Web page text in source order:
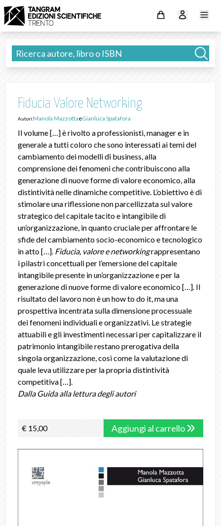
Fiducia Valore Networking
Autori:Manola MazzottaeGianluca Spatafora
Il volume […] è rivolto a professionisti, manager e in
generale a tutti coloro che sono interessati ai temi del
cambiamento dei modelli di business, alla
comprensione dei fenomeni che contribuiscono alla
generazione di nuove forme di valore economico, alla
distintività nelle dinamiche competitive. L’obiettivo è di
stimolare una riflessione non parcellizzata sul valore
strategico del capitale tacito e intangibile di
un’organizzazione, in quanto cruciale per affrontare le
sfide del cambiamento socio-economico e tecnologico
in atto […]. Fiducia, valore e networkingrappresentano
i pilastri concettuali per l’emersione del capitale
intangibile presente in un’organizzazione e per la
generazione di nuove forme di valore economico […]. Il
risultato del lavoro non è un how to do it, ma una
prospettiva incentrata sulla dimensione processuale
dei fenomeni individuali e organizzativi. Le strategie
attuabili e gli investimenti necessari per capitalizzare il
patrimonio intangibile restano prerogativa della
singola organizzazione, così come la valutazione di
quale leva utilizzare per la propria distintività
competitiva […].
Dalla Guida alla lettura degli autori
€ 15,00 Aggiungi al carrello